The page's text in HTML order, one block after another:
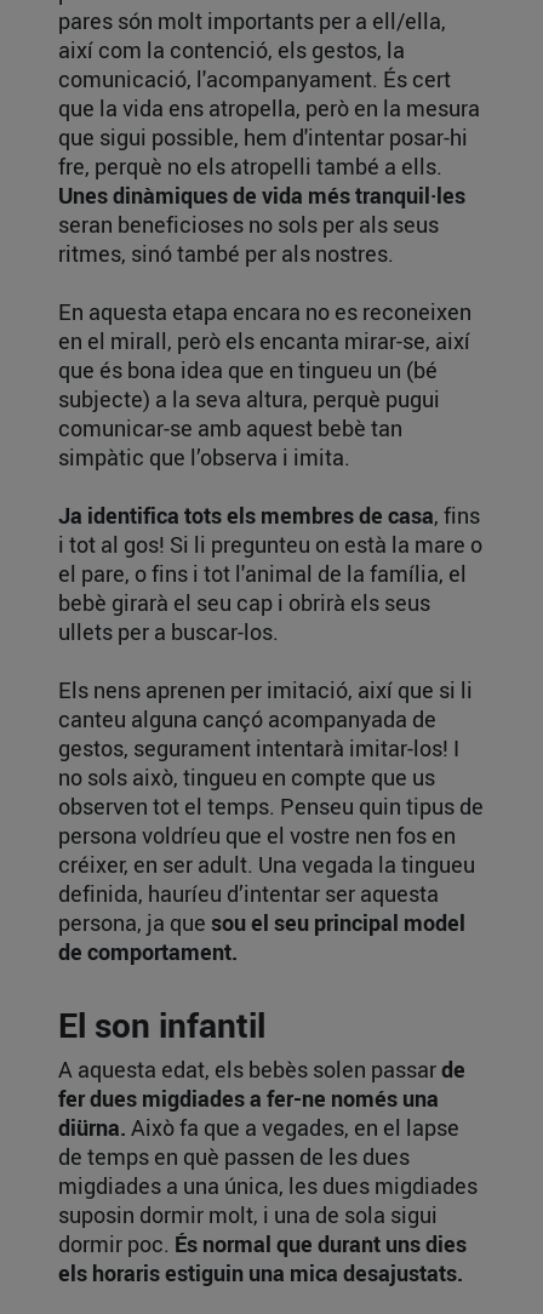
pares són molt importants per a ell/ella,
així com la contenció, els gestos, la
comunicació, l'acompanyament. És cert
que la vida ens atropella, però en la mesura
que sigui possible, hem d'intentar posar-hi
fre, perquè no els atropelli també a ells.
Unes dinàmiques de vida més tranquil·les
seran beneficioses no sols per als seus
ritmes, sinó també per als nostres.
En aquesta etapa encara no es reconeixen
en el mirall, però els encanta mirar-se, així
que és bona idea que en tingueu un (bé
subjecte) a la seva altura, perquè pugui
comunicar-se amb aquest bebè tan
simpàtic que l’observa i imita.
Ja identifica tots els membres de casa, fins
i tot al gos! Si li pregunteu on està la mare o
el pare, o fins i tot l'animal de la família, el
bebè girarà el seu cap i obrirà els seus
ullets per a buscar-los.
Els nens aprenen per imitació, així que si li
canteu alguna cançó acompanyada de
gestos, segurament intentarà imitar-los! I
no sols això, tingueu en compte que us
observen tot el temps. Penseu quin tipus de
persona voldríeu que el vostre nen fos en
créixer, en ser adult. Una vegada la tingueu
definida, hauríeu d’intentar ser aquesta
persona, ja que sou el seu principal model
de comportament.
El son infantil
A aquesta edat, els bebès solen passarde
fer dues migdiades a fer-ne només una
diürna. Això fa que a vegades, en el lapse
de temps en què passen de les dues
migdiades a una única, les dues migdiades
suposin dormir molt, i una de sola sigui
dormir poc. És normal que durant uns dies
els horaris estiguin una mica desajustats.